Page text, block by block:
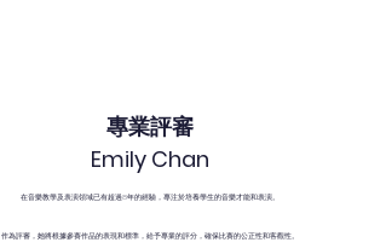
專業評審
Emily Chan
在音樂教學及表演領域已有超過8年的經驗，專注於培養學生的音樂才能和表演。
作為評審，她將根據參賽作品的表現和標準，給予專業的評分，確保比賽的公正性和客觀性。